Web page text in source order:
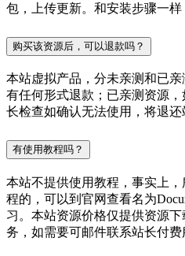
包，上传更新。和安装步骤一样
购买该资源后，可以退款吗？
本站虚拟产品，分未亲测和已
有任何形式退款；已亲测资源
长检查如确认无法使用，将退还
有使用教程吗？
本站不提供使用教程，事实上
程的，可以到官网查看名为
习。本站资源价格仅提供资源
务，如需要可邮件联系站长付费